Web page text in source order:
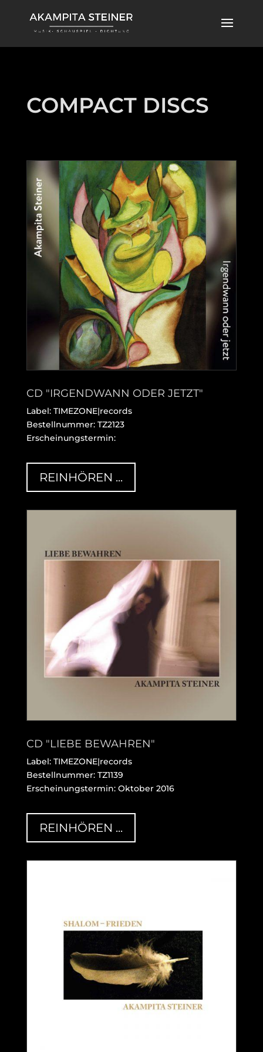
COMPACT DISCS
CD "IRGENDWANN ODER JETZT"
Label: TIMEZONE|records
Bestellnummer: TZ2123
Erscheinungstermin:
REINHÖREN ...
CD "LIEBE BEWAHREN"
Label: TIMEZONE|records
Bestellnummer: TZ1139
Erscheinungstermin: Oktober 2016
REINHÖREN ...